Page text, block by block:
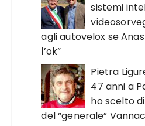
sistemi
agli autovelox se
l’ok”
Pietra
47 anni a
ho scelto
del “generale”